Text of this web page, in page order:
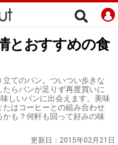
とおすすめの食
てのパン。ついつい歩きな
らパンが足りず再度買いに
しいパンに出会えます。美味
たはコーヒーとの組み合わせ
も？何軒も回って好みの味
更新日： 2015年02月21日